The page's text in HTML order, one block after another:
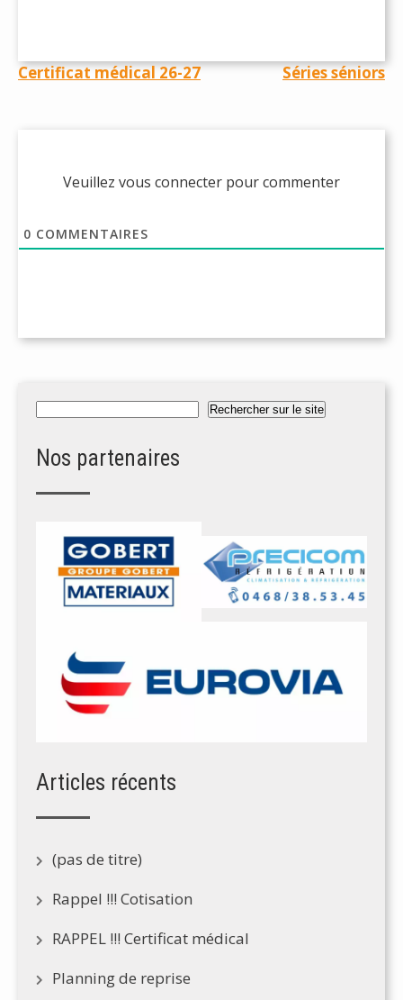
Navigation
Certificat médical 26-27 Séries séniors
Veuillez vous connecter pour commenter
0 COMMENTAIRES
Rechercher sur le site
Nos partenaires
Articles récents
(pas de titre)
Rappel !!! Cotisation
RAPPEL !!! Certificat médical
Planning de reprise